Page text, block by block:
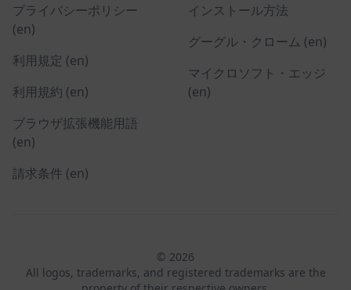
プライバシーポリシー
(en)
利用規定 (en)
利用規約 (en)
ブラウザ拡張機能用語
(en)
請求条件 (en)
インストール方法
グーグル・クローム (en)
マイクロソフト・エッジ
(en)
© 2026
All logos, trademarks, and registered trademarks are the